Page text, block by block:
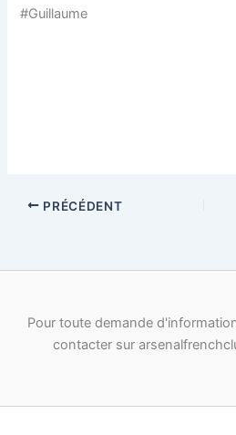
#Guillaume
PRÉCÉDENT
Pour toute demande
contacter sur